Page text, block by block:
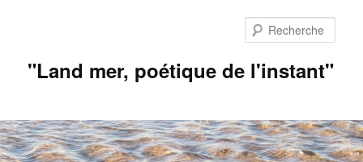
"Land mer, poétique de l'instant"